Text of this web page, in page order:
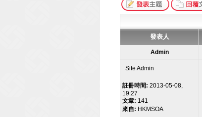
發表人
Admin
Site Admin
註冊時間: 2013-05-08,
19:27
文章: 141
來自: HKMSOA